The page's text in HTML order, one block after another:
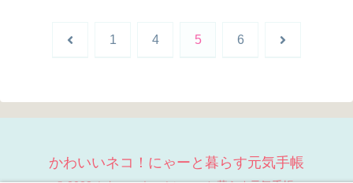
前 1 4 5 6 次
かわいいネコ！にゃーと暮らす元気手帳